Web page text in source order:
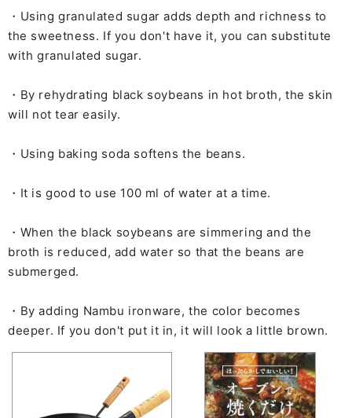
・Using granulated sugar adds depth and richness to
the sweetness. If you don't have it, you can substitute
with granulated sugar.
・By rehydrating black soybeans in hot broth, the skin
will not tear easily.
・Using baking soda softens the beans.
・It is good to use 100 ml of water at a time.
・When the black soybeans are simmering and the
broth is reduced, add water so that the beans are
submerged.
・By adding Nambu ironware, the color becomes